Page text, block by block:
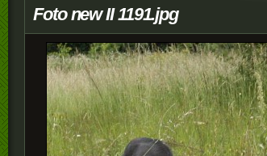
Foto new II 1191.jpg